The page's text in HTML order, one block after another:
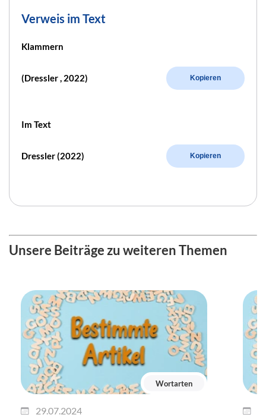
Verweis im Text
Klammern
(Dressler , 2022) Kopieren
Im Text
Dressler (2022) Kopieren
Unsere Beiträge zu weiteren Themen
Wortarten
29.07.2024